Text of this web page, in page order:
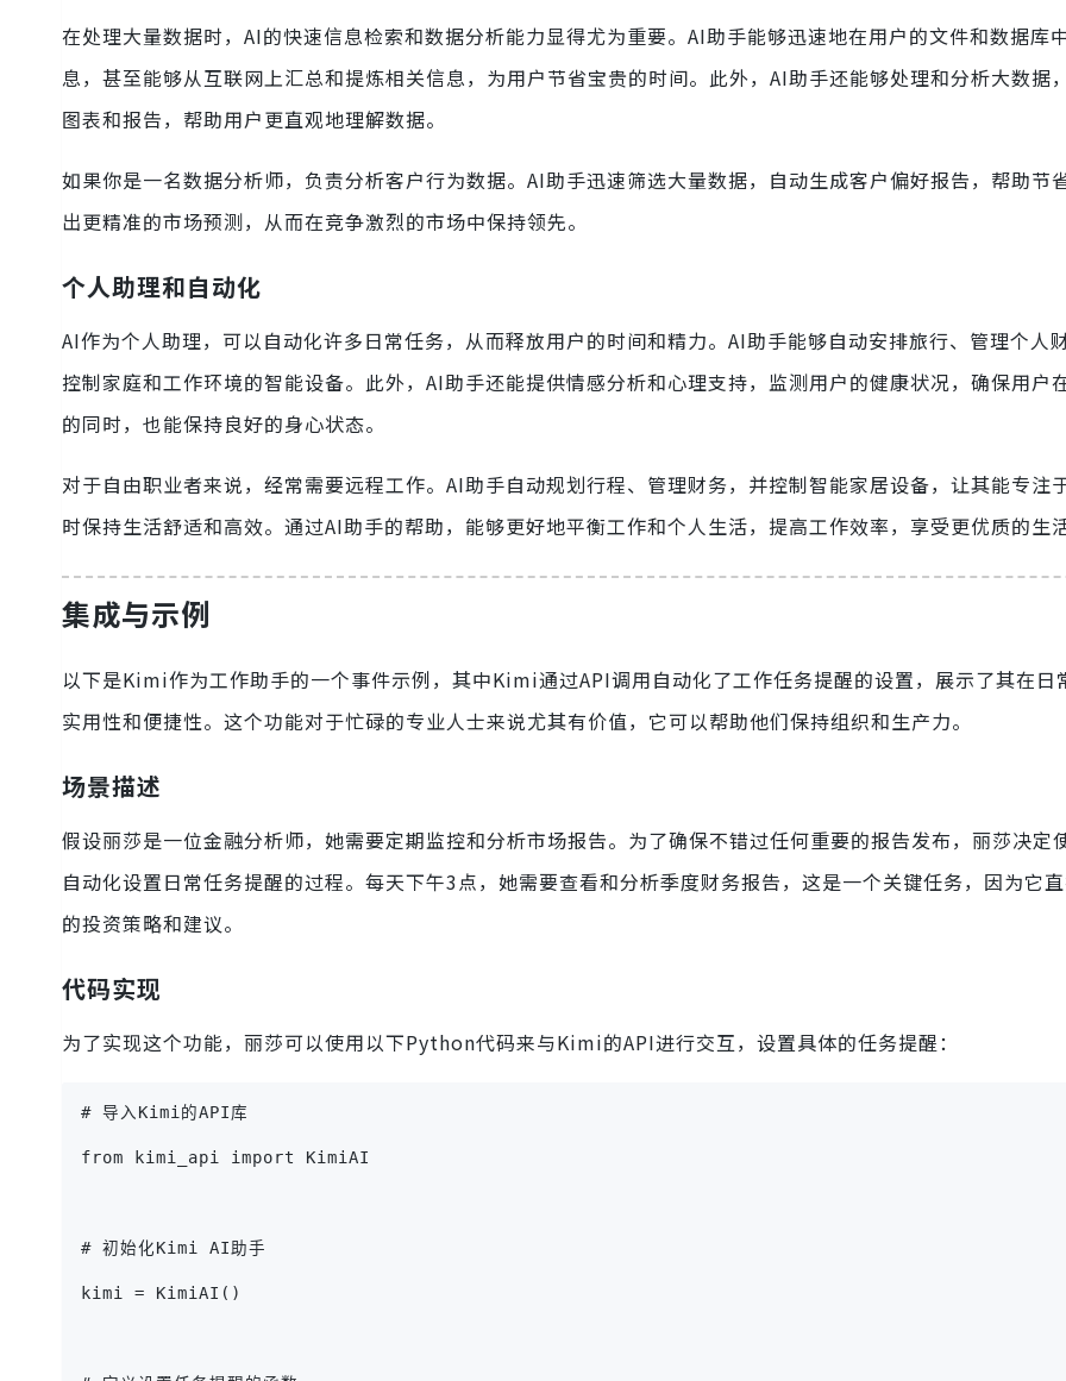
在处理大量数据时，AI的快速信息检索和数据分析能力显得尤为重要。AI助手能够迅速地在用户的文件和数据库
息，甚至能够从互联网上汇总和提炼相关信息，为用户节省宝贵的时间。此外，AI助手还能够处理和分析大数据
图表和报告，帮助用户更直观地理解数据。
如果你是一名数据分析师，负责分析客户行为数据。AI助手迅速筛选大量数据，自动生成客户偏好报告，帮助节
出更精准的市场预测，从而在竞争激烈的市场中保持领先。
个人助理和自动化
AI作为个人助理，可以自动化许多日常任务，从而释放用户的时间和精力。AI助手能够自动安排旅行、管理个人
控制家庭和工作环境的智能设备。此外，AI助手还能提供情感分析和心理支持，监测用户的健康状况，确保用户
的同时，也能保持良好的身心状态。
对于自由职业者来说，经常需要远程工作。AI助手自动规划行程、管理财务，并控制智能家居设备，让其能专注
时保持生活舒适和高效。通过AI助手的帮助，能够更好地平衡工作和个人生活，提高工作效率，享受更优质的生活
集成与示例
以下是Kimi作为工作助手的一个事件示例，其中Kimi通过API调用自动化了工作任务提醒的设置，展示了其在日
实用性和便捷性。这个功能对于忙碌的专业人士来说尤其有价值，它可以帮助他们保持组织和生产力。
场景描述
假设丽莎是一位金融分析师，她需要定期监控和分析市场报告。为了确保不错过任何重要的报告发布，丽莎决定
自动化设置日常任务提醒的过程。每天下午3点，她需要查看和分析季度财务报告，这是一个关键任务，因为它
的投资策略和建议。
代码实现
为了实现这个功能，丽莎可以使用以下Python代码来与Kimi的API进行交互，设置具体的任务提醒：
# 导入Kimi的API库
from kimi_api import KimiAI
# 初始化Kimi AI助手
kimi = KimiAI()